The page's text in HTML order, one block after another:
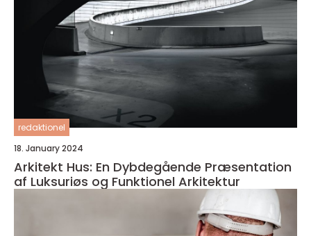
redaktionel
18. January 2024
Arkitekt Hus: En Dybdegående Præsentation
af Luksuriøs og Funktionel Arkitektur